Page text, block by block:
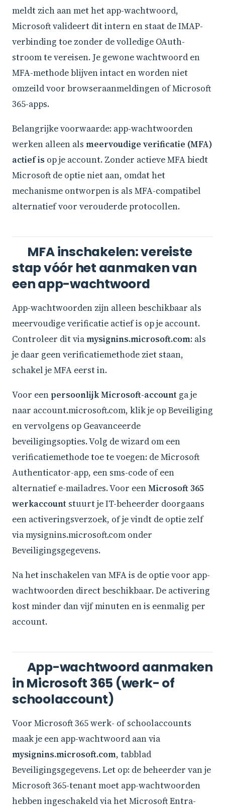
meldt zich aan met het app-wachtwoord,
Microsoft valideert dit intern en staat de IMAP-
verbinding toe zonder de volledige OAuth-
stroom te vereisen. Je gewone wachtwoord en
MFA-methode blijven intact en worden niet
omzeild voor browseraanmeldingen of Microsoft
365-apps.
Belangrijke voorwaarde: app-wachtwoorden
werken alleen als meervoudige verificatie (MFA)
actief is op je account. Zonder actieve MFA biedt
Microsoft de optie niet aan, omdat het
mechanisme ontworpen is als MFA-compatibel
alternatief voor verouderde protocollen.
MFA inschakelen: vereiste
stap vóór het aanmaken van
een app-wachtwoord
App-wachtwoorden zijn alleen beschikbaar als
meervoudige verificatie actief is op je account.
Controleer dit viamysignins.microsoft.com: als
je daar geen verificatiemethode ziet staan,
schakel je MFA eerst in.
Voor een persoonlijk Microsoft-account ga je
naar account.microsoft.com, klik je op Beveiliging
en vervolgens op Geavanceerde
beveiligingsopties. Volg de wizard om een
verificatiemethode toe te voegen: de Microsoft
Authenticator-app, een sms-code of een
alternatief e-mailadres. Voor eenMicrosoft 365
werkaccount stuurt je IT-beheerder doorgaans
een activeringsverzoek, of je vindt de optie zelf
via mysignins.microsoft.com onder
Beveiligingsgegevens.
Na het inschakelen van MFA is de optie voor app-
wachtwoorden direct beschikbaar. De activering
kost minder dan vijf minuten en is eenmalig per
account.
App-wachtwoord aanmaken
in Microsoft 365 (werk- of
schoolaccount)
Voor Microsoft 365 werk- of schoolaccounts
maak je een app-wachtwoord aan via
mysignins.microsoft.com, tabblad
Beveiligingsgegevens. Let op: de beheerder van je
Microsoft 365-tenant moet app-wachtwoorden
hebben ingeschakeld via het Microsoft Entra-